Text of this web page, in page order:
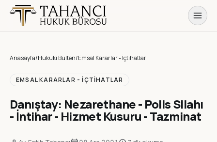
Anasayfa/Hukuki Bülten/Emsal Kararlar - İçtihatlar
EMSAL KARARLAR - İÇTIHATLAR
Danıştay: Nezarethane - Polis Silahı
- İntihar - Hizmet Kusuru - Tazminat